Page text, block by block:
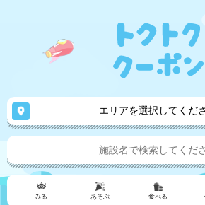
エリアを選択してくだ
みる あそぶ 食べる